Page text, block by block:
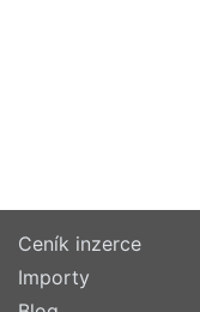
Ceník inzerce
Importy